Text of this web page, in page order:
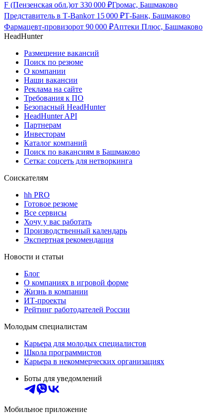
F (Пензенская обл.)от 330 000 ₽Громас, Башмаково
Представитель в Т-Bankот 15 000 ₽Т-Банк, Башмаково
Фармацевт-провизорот 90 000 ₽Аптеки Плюс, Башмаково
HeadHunter
Размещение вакансий
Поиск по резюме
О компании
Наши вакансии
Реклама на сайте
Требования к ПО
Безопасный HeadHunter
HeadHunter API
Партнерам
Инвесторам
Каталог компаний
Поиск по вакансиям в Башмаково
Сетка: соцсеть для нетворкинга
Соискателям
hh PRO
Готовое резюме
Все сервисы
Хочу у вас работать
Производственный календарь
Экспертная рекомендация
Новости и статьи
Блог
О компаниях в игровой форме
Жизнь в компании
ИТ-проекты
Рейтинг работодателей России
Молодым специалистам
Карьера для молодых специалистов
Школа программистов
Карьера в некоммерческих организациях
Боты для уведомлений
Мобильное приложение